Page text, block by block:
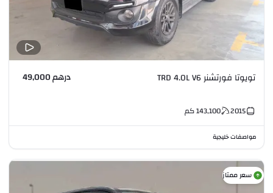
تويوتا فورتشنر TRD 4.0L V6 درهم 49,000
2015
143,100كم
مواصفات خليجية
سعر ممتاز